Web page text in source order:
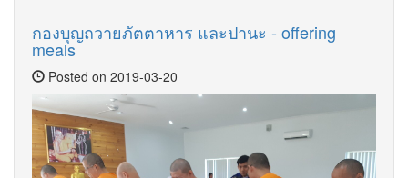
กองบุญถวายภัตตาหาร และปานะ - offering
meals
Posted on 2019-03-20